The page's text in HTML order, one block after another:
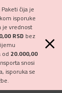
Paketi čija je
isporuke
je vrednost
RSD bez
od 20.000,00
snosi
isporuka se